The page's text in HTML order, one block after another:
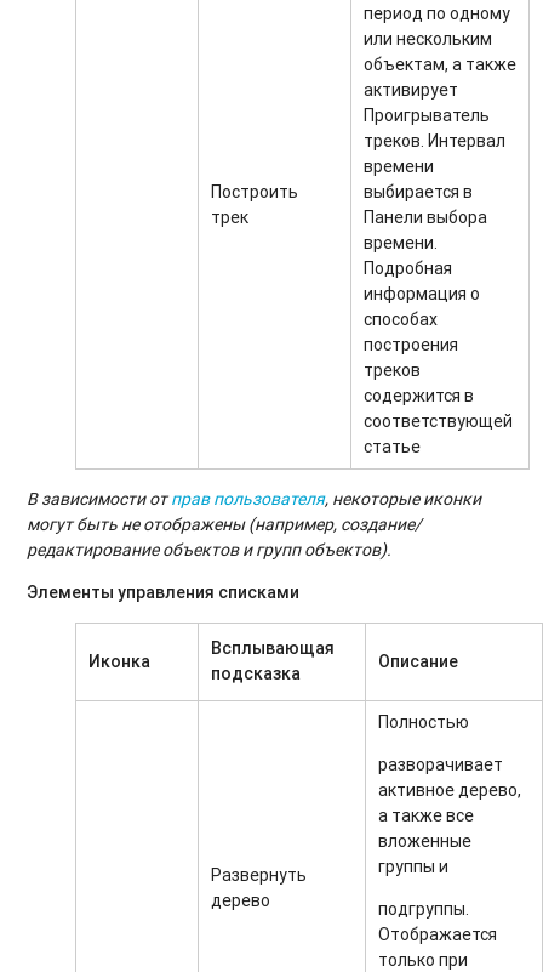
Построить
трек
период по одному
или нескольким
объектам, а также
активирует
Проигрыватель
треков. Интервал
времени
выбирается в
Панели выбора
времени.
Подробная
информация о
способах
построения
треков
содержится в
соответствующей
статье
В зависимости отправ пользователя, некоторые иконки
могут быть не отображены (например, создание/
редактирование объектов и групп объектов).
Элементы управления списками
Иконка
Всплывающая
подсказка
Описание
Развернуть
дерево
Полностью
разворачивает
активное дерево,
а также все
вложенные
группы и
подгруппы.
Отображается
только при